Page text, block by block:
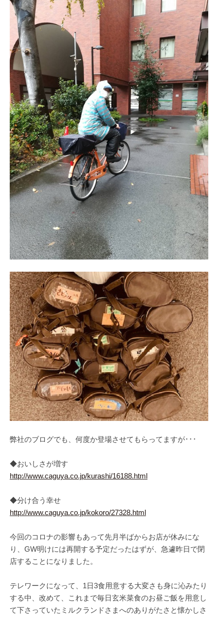
弊社のブログでも、何度か登場させてもらってますが･･･
◆おいしさが増す
http://www.caguya.co.jp/kurashi/16188.html
◆分け合う幸せ
http://www.caguya.co.jp/kokoro/27328.html
今回のコロナの影響もあって先月半ばからお店が休みにな
り、GW明けには再開する予定だったはずが、急遽昨日で閉
店することになりました。
テレワークになって、1日3食用意する大変さも身に沁みたり
する中、改めて、これまで毎日玄米菜食のお昼ご飯を用意し
て下さっていたミルクランドさまへのありがたさと懐かしさ